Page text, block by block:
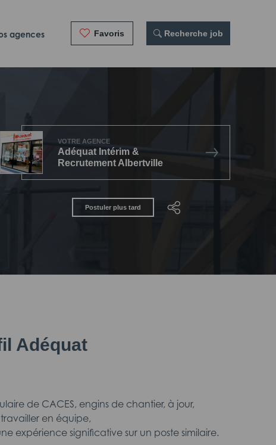
agences Favoris Recherche job
VOTRE AGENCE
Adéquat Intérim &
Recrutement Albertville
Postuler plus tard
Adéquat
de CACES, engins de chantier, à jour,
travailler en équipe,
expérience significative sur un poste similaire.